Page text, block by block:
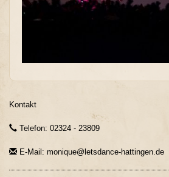
Kontakt
Telefon: 02324 - 23809
E-Mail: monique@letsdance-hattingen.de